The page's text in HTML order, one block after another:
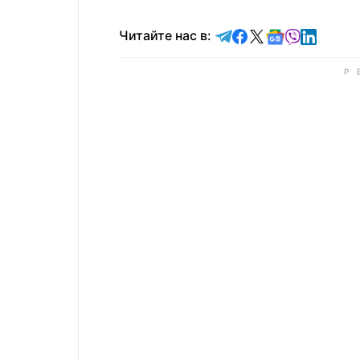
Читайте нас в: Читайте в Telegram
Читайте в
Читайте в X
Читайте в
Читайте